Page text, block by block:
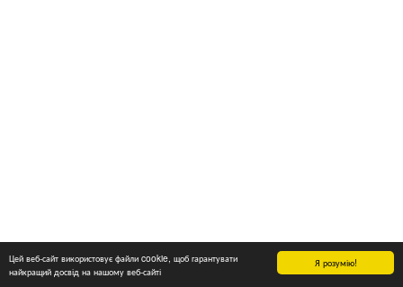
Я розумію!
Цей веб-сайт використовує файли cookie, щоб гарантувати
найкращий досвід на нашому веб-сайті